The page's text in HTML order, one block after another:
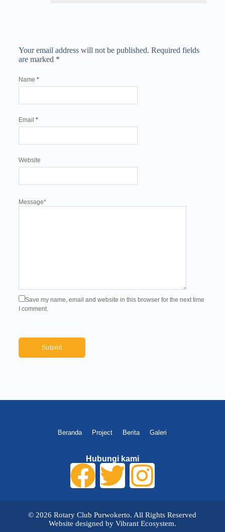
Your email address will not be published. Required fields
are marked *
Name *
Email *
Website
Message*
Save my name, email and website in this browser for the next time
I comment.
Submit
Beranda Project Berita Galeri
Hubungi kami
© 2026 Rotary Club Purwokerto. All Rights Reserved
Website designed by Vibrant Ecosystem.